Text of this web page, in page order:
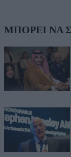
ΜΠΟΡΕΙ ΝΑ